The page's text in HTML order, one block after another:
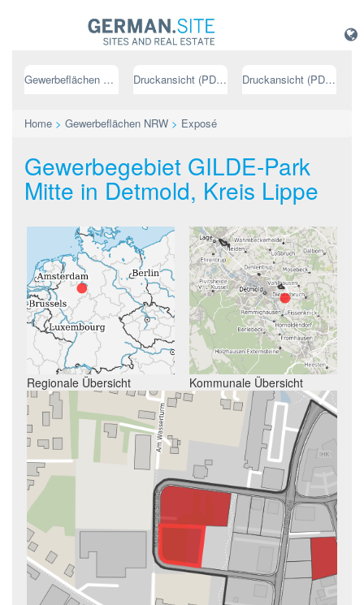
Gewerbeflächen NRW Druckansicht (PDF) // deutsch Druckansicht (PDF) // englisch
Home > Gewerbeflächen NRW > Exposé
Gewerbegebiet GILDE-Park
Mitte in Detmold, Kreis Lippe
Regionale Übersicht Kommunale Übersicht